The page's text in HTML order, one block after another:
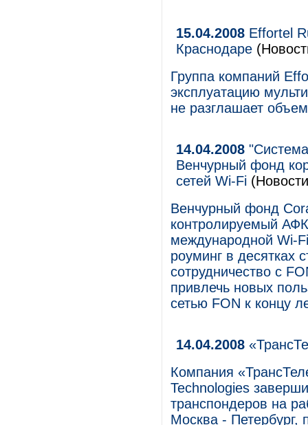
15.04.2008 Effortel
Краснодаре
Группа компаний
эксплуатацию
не разглашает
14.04.2008
Венчурный фонд
сетей Wi-Fi
Венчурный фонд
контролируемый
международной Wi-
роуминг в десятках
сотрудничество с
привлечь новых
сетью FON к концу
14.04.2008
Компания
Technologies
транспондеров на
Москва - Петербург,